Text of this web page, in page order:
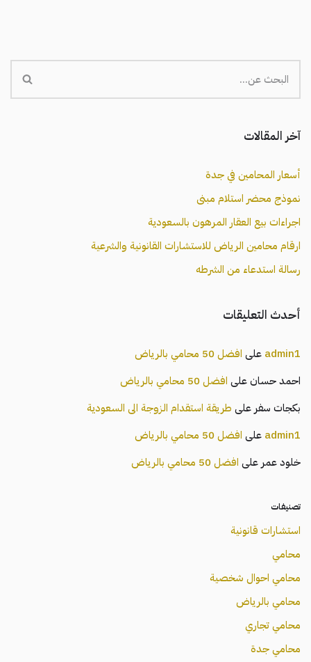
آخر المقالات
أسعار المحامين في جدة
نموذج محضر استلام مبنى
اجراءات بيع العقار المرهون بالسعودية
ارقام محامين الرياض للاستشارات القانونية والشرعية
رسالة استدعاء من الشرطه
أحدث التعليقات
admin1 على افضل 50 محامي بالرياض
احمد حسانعلى افضل 50 محامي بالرياض
بكجات سفر على طريقة استقدام الزوجة الى السعودية
admin1 على افضل 50 محامي بالرياض
خلود عمر على افضل 50 محامي بالرياض
تصنيفات
استشارات قانونية
محامي
محامي احوال شخصية
محامي بالرياض
محامي تجاري
محامي جدة